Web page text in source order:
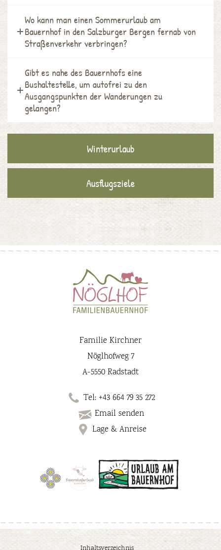
Wo kann man einen Sommerurlaub am
Bauernhof in den Salzburger Bergen fernab von
Straßenverkehr verbringen?
Gibt es nahe des Bauernhofs eine
Bushaltestelle, um autofrei zu den
Ausgangspunkten der Wanderungen zu
gelangen?
Winterurlaub
Ausflugsziele
Familie Kirchner
Nöglhofweg 7
A-5550 Radstadt
Tel: +43 664 79 35 272
Email senden
Lage & Anreise